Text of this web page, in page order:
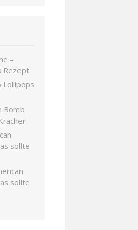
–
Rezept
Lollipops
Bomb
sollte
sollte